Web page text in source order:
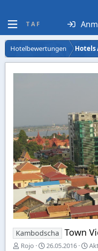
T A F
Hotelbewertungen Hotels
Kambodscha Town
E
Rojo
A
26.05.2016